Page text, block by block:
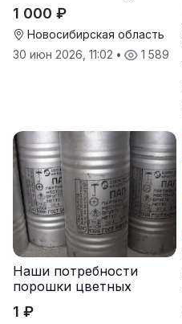
хладон) с истекшим
сроком
1 000 ₽
Новосибирская область
30 июн 2026, 11:02 • 1 589
Наши потребности
порошки цветных
1 ₽